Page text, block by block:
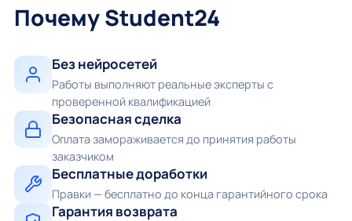
Почему Student24
Без нейросетей
Работы выполняют реальные эксперты с
проверенной квалификацией
Безопасная сделка
Оплата замораживается до принятия работы
заказчиком
Бесплатные доработки
Правки — бесплатно до конца гарантийного срока
Гарантия возврата